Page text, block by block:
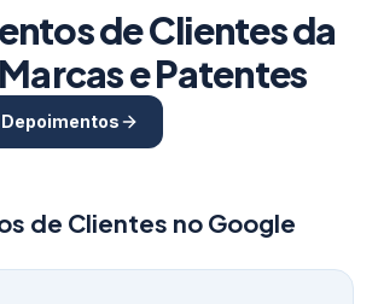
de Clientes da
e Patentes
de Clientes no Google